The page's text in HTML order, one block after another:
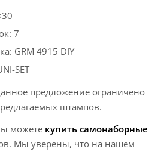
7
GRM 4915 DIY
SET
предложение ограничено
штампов.
можете купить самонаборные
Мы уверены, что на нашем